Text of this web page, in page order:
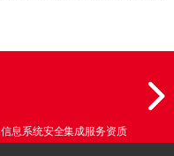
信息系统安全集成服务资质